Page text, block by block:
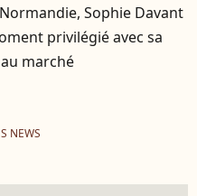
Sophie Davant
privilégié avec sa
marché
NEWS